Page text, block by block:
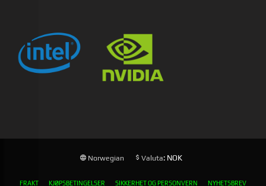
Norwegian Valuta: NOK
FRAKT KJØPSBETINGELSER SIKKERHET OG PERSONVERN NYHETSBREV